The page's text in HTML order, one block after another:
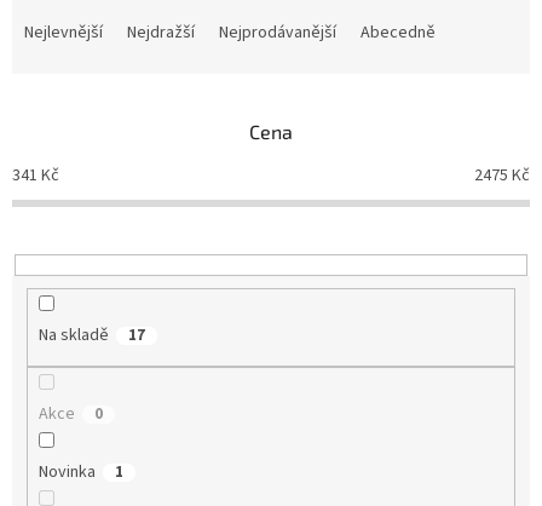
p
r
o
u
Nejlevnější Nejdražší Nejprodávanější Abecedně
Cena
341 Kč 2475 Kč
Na skladě 17
Akce 0
Novinka 1